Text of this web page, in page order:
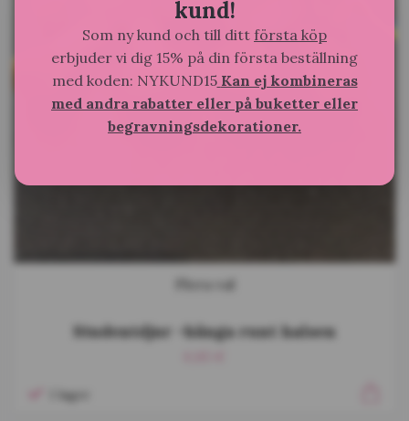
Studentdjur -hänga runt halsen
I lager
kund!
Som ny kund och till ditt första köp
erbjuder vi dig 15% på din första beställning
med koden: NYKUND15 Kan ej kombineras
med andra rabatter eller på buketter eller
begravningsdekorationer.